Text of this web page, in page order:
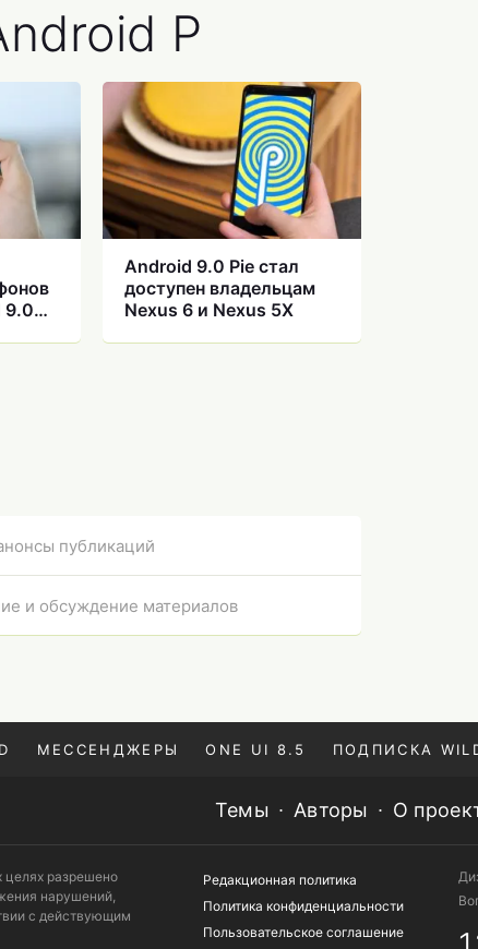
P
9.0
Android 9.0 Pie стал
доступен владельцам
Nexus 6 и Nexus 5X
публикаций
и обсуждение материалов
МЕССЕНДЖЕРЫ ONE UI 8.5 ПОДПИСКА
Темы Авторы О
целях разрешено
нарушений,
с действующим
Редакционная политика
Политика конфиденциальности
Пользовательское соглашение